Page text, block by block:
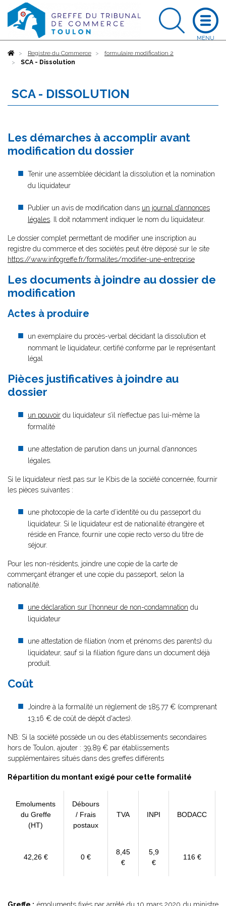
AccueilRegistre du Commerce
formulaire modification 2
SCA - Dissolution
SCA - DISSOLUTION
Les démarches à accomplir avant
modification du dossier
Tenir une assemblée décidant la dissolution et la nomination
du liquidateur
Publier un avis de modification dans un journal d’annonces
légales . Il doit notamment indiquer le nom du liquidateur.
Le dossier complet permettant de modifier une inscription au
registre du commerce et des sociétés peut être déposé sur le site
https://www.infogreffe.fr/formalites/modifier-une-entreprise
Les documents à joindre au dossier de
modification
Actes à produire
un exemplaire du procès-verbal décidant la dissolution et
nommant le liquidateur, certifié conforme par le représentant
légal
Pièces justificatives à joindre au
dossier
un pouvoir du liquidateur s’il n’effectue pas lui-même la
formalité
une attestation de parution dans un journal d’annonces
légales.
Si le liquidateur n’est pas sur le Kbis de la société concernée, fournir
les pièces suivantes :
une photocopie de la carte d’identité ou du passeport du
liquidateur. Si le liquidateur est de nationalité étrangère et
réside en France, fournir une copie recto verso du titre de
séjour.
Pour les non-résidents, joindre une copie de la carte de
commerçant étranger et une copie du passeport, selon la
nationalité.
une déclaration sur l’honneur de non-condamnation du
liquidateur
une attestation de filiation (nom et prénoms des parents) du
liquidateur, sauf si la filiation figure dans un document déjà
produit.
Coût
Joindre à la formalité un règlement de 185.77 € (comprenant
13,16 € de coût de dépôt d'actes).
NB: Si la société possède un ou des établissements secondaires
hors de Toulon, ajouter : 39,89 € par établissements
supplémentaires situés dans des greffes différents
Répartition du montant exigé pour cette formalité
Emoluments
du Greffe
(HT)
Débours
/ Frais
postaux
TVA INPI BODACC
42,26 € 0 €
8,45
€
5,9
€
116 €